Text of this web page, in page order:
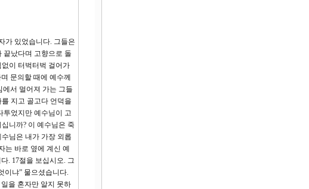
가 있었습니다. 그들은
끝났다며 고향으로 돌
이 터벅터벅 걸어가
문의할 때에 예수께
서 멀어져 가는 그들
지고 골고다 언덕을
투었지만 예수님이 고
니까? 이 예수님은 죽
님은 내가 가장 외롭
는 바로 옆에 계신 예
. 17절을 보십시오. 그
이냐” 물으셨습니다.
을 혼자만 알지 못하